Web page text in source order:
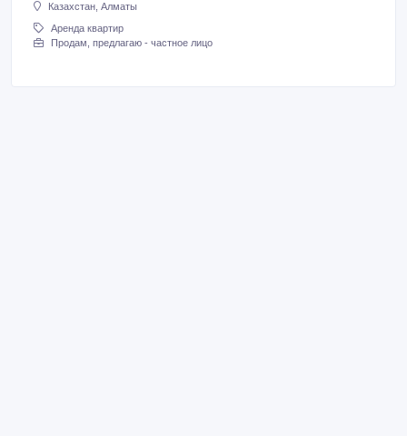
Казахстан, Алматы
Аренда квартир
Продам, предлагаю - частное лицо